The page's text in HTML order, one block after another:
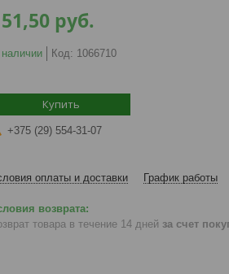
руб.
Код: 1066710
Купить
+375 (29) 554-31-07
оплаты и доставки График работы
товара в течение 14 дней за счет